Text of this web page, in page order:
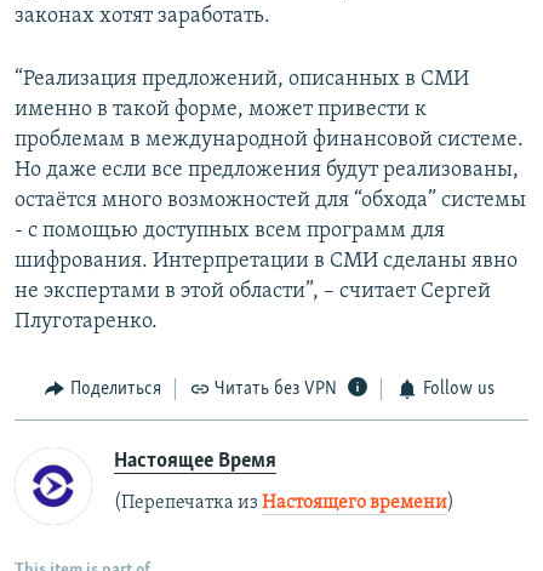
законах хотят заработать.
“Реализация предложений, описанных в СМИ
именно в такой форме, может привести к
проблемам в международной финансовой системе.
Но даже если все предложения будут реализованы,
остаётся много возможностей для “обхода” системы
- с помощью доступных всем программ для
шифрования. Интерпретации в СМИ сделаны явно
не экспертами в этой области”, – считает Сергей
Плуготаренко.
Поделиться Читать без VPN Follow us
Настоящее Время
(Перепечатка из Настоящего времени)